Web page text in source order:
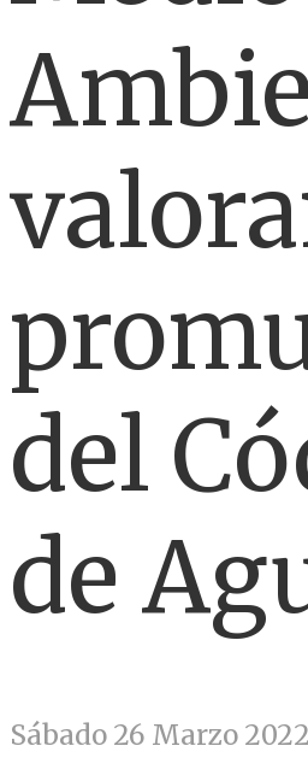
del
de
Sábado 26 Marzo 2022